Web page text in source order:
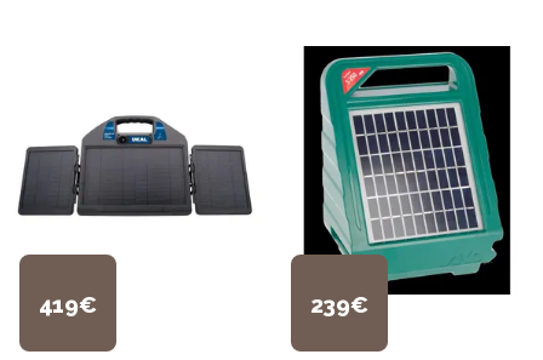
419€ 239€